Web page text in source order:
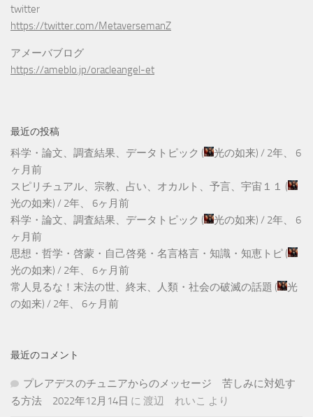
twitter
https://twitter.com/MetaversemanZ
アメーバブログ
https://ameblo.jp/oracleangel-et
最近の投稿
科学・論文、調査結果、データトピック ( 光の如来) / 2年、 6
ヶ月前
スピリチュアル、宗教、占い、オカルト、予言、宇宙１１ (
光の如来) / 2年、 6ヶ月前
科学・論文、調査結果、データトピック ( 光の如来) / 2年、 6
ヶ月前
思想・哲学・啓蒙・自己啓発・名言格言・知識・知恵トピ (
光の如来) / 2年、 6ヶ月前
常人見るな！末法の世、終末、人類・社会の破滅の話題 (
光
の如来) / 2年、 6ヶ月前
最近のコメント
プレアデスのチュニアからのメッセージ 苦しみに対処す
る方法 2022年12月14日 に 渡辺 れいこ より